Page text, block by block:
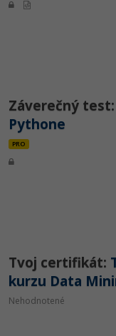
Záverečný test:
Pythone
PRO
Tvoj certifikát:
kurzu Data
Nehodnotené